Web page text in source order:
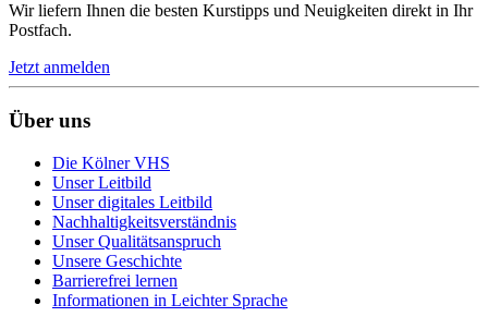
Wir liefern Ihnen die besten Kurstipps und Neuigkeiten direkt in Ihr
Postfach.
Jetzt anmelden
Über uns
Die Kölner VHS
Unser Leitbild
Unser digitales Leitbild
Nachhaltigkeitsverständnis
Unser Qualitätsanspruch
Unsere Geschichte
Barrierefrei lernen
Informationen in Leichter Sprache